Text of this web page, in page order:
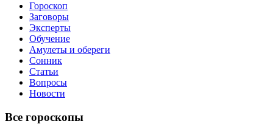
Гороскоп
Заговоры
Эксперты
Обучение
Амулеты и обереги
Сонник
Статьи
Вопросы
Новости
Все гороскопы